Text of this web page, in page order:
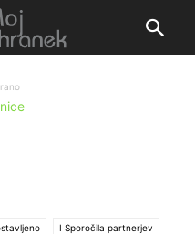
Ι Sporočila partnerjev